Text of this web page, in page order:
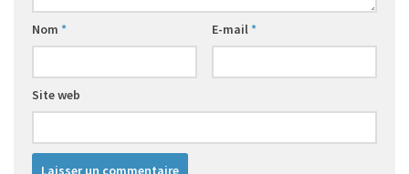
Nom * E-mail*
Site web